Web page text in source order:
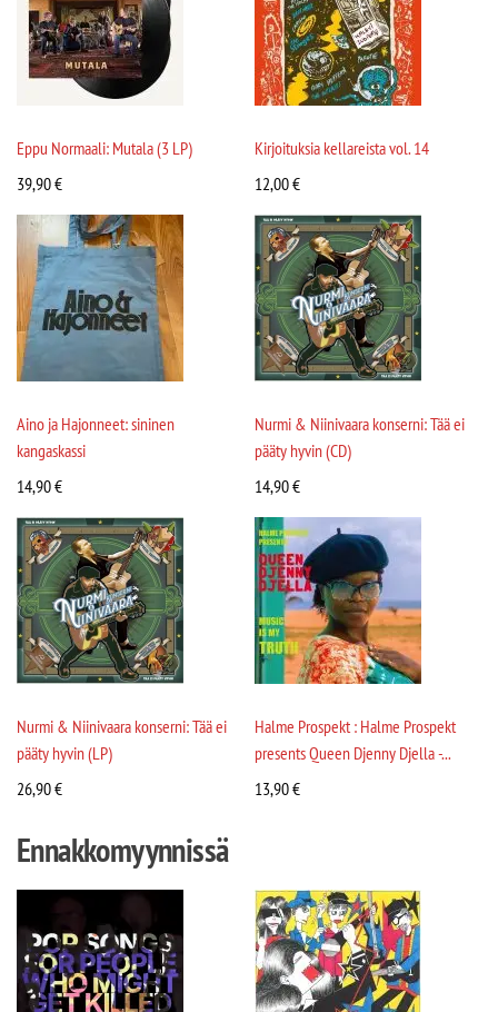
Eppu Normaali: Mutala (3 LP)
39,90€
Kirjoituksia kellareista vol. 14
12,00€
Aino ja Hajonneet: sininen
kangaskassi
14,90€
Nurmi & Niinivaara konserni: Tää ei
pääty hyvin (CD)
14,90€
Nurmi & Niinivaara konserni: Tää ei
pääty hyvin (LP)
26,90€
Halme Prospekt : Halme Prospekt
presents Queen Djenny Djella -...
13,90€
Ennakkomyynnissä